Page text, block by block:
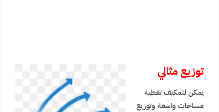
توزيع مثالي
يمكن للمكيف تغطية
مساحات واسعة وتوزيع